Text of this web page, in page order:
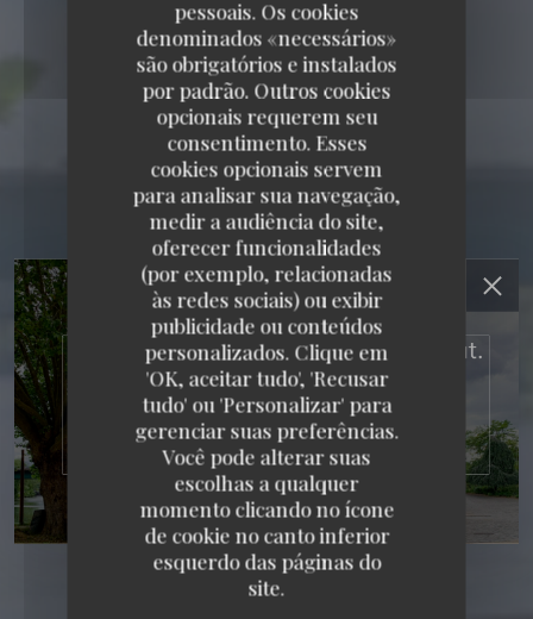
pessoais. Os cookies
denominados «necessários»
são obrigatórios e instalados
por padrão. Outros cookies
opcionais requerem seu
consentimento. Esses
cookies opcionais servem
para analisar sua navegação,
medir a audiência do site,
oferecer funcionalidades
(por exemplo, relacionadas
às redes sociais) ou exibir
publicidade ou conteúdos
personalizados. Clique em
'OK, aceitar tudo', 'Recusar
tudo' ou 'Personalizar' para
gerenciar suas preferências.
Você pode alterar suas
escolhas a qualquer
momento clicando no ícone
de cookie no canto inferior
esquerdo das páginas do
site.
RESTAURANT MAISON
FOURNAISE
3 RUE DU BAC - ILE DES IMPRESSIONNISTES
78400 CHATOU
RESTAURANT MAISON FOURNAISE